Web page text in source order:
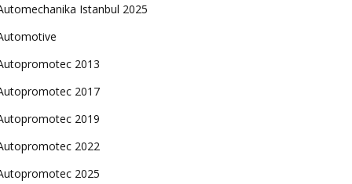
Istanbul 2025
2013
2017
2019
2022
2025